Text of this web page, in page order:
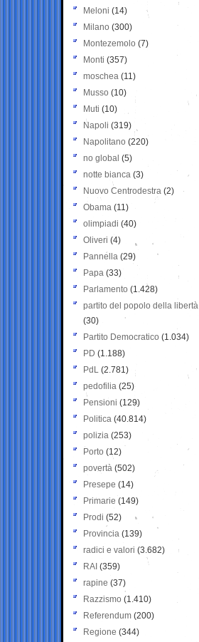
Meloni (14)
Milano (300)
Montezemolo (7)
Monti (357)
moschea (11)
Musso (10)
Muti (10)
Napoli (319)
Napolitano (220)
no global (5)
notte bianca (3)
Nuovo Centrodestra (2)
Obama (11)
olimpiadi (40)
Oliveri (4)
Pannella (29)
Papa (33)
Parlamento (1.428)
partito del popolo della libertà
(30)
Partito Democratico (1.034)
PD (1.188)
PdL (2.781)
pedofilia (25)
Pensioni (129)
Politica (40.814)
polizia (253)
Porto (12)
povertà (502)
Presepe (14)
Primarie (149)
Prodi (52)
Provincia (139)
radici e valori (3.682)
RAI (359)
rapine (37)
Razzismo (1.410)
Referendum (200)
Regione (344)